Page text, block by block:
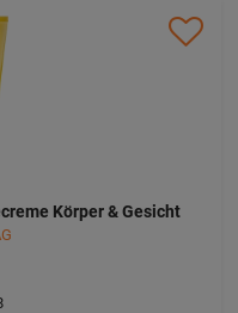
Körper & Gesicht